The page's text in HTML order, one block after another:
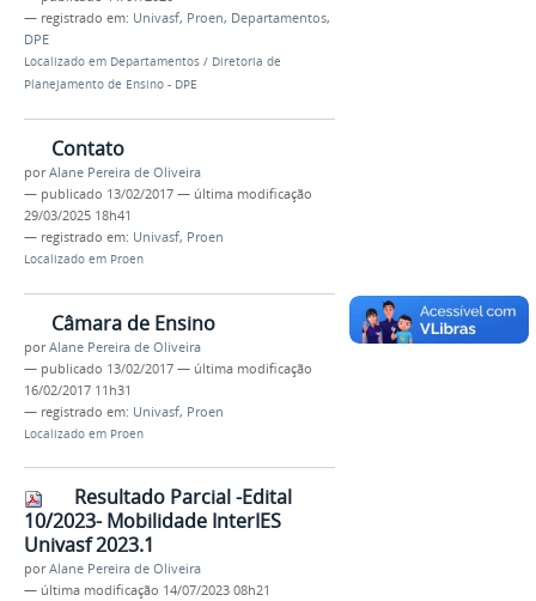
— registrado em: Univasf, Proen, Departamentos,
DPE
Localizado em Departamentos / Diretoria de
Planejamento de Ensino - DPE
Contato
porAlane Pereira de Oliveira
— publicado 13/02/2017 — última modificação
29/03/2025 18h41
— registrado em: Univasf, Proen
Localizado em Proen
Câmara de Ensino
porAlane Pereira de Oliveira
— publicado 13/02/2017 — última modificação
16/02/2017 11h31
— registrado em: Univasf, Proen
Localizado em Proen
Resultado Parcial -Edital
10/2023- Mobilidade InterIES
Univasf 2023.1
porAlane Pereira de Oliveira
— última modificação 14/07/2023 08h21